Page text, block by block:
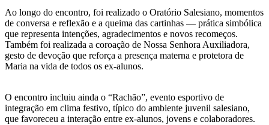
Ao longo do encontro, foi realizado o Oratório Salesiano, momentos
de conversa e reflexão e a queima das cartinhas — prática simbólica
que representa intenções, agradecimentos e novos recomeços.
Também foi realizada a coroação de Nossa Senhora Auxiliadora,
gesto de devoção que reforça a presença materna e protetora de
Maria na vida de todos os ex-alunos.
O encontro incluiu ainda o “Rachão”, evento esportivo de
integração em clima festivo, típico do ambiente juvenil salesiano,
que favoreceu a interação entre ex-alunos, jovens e colaboradores.